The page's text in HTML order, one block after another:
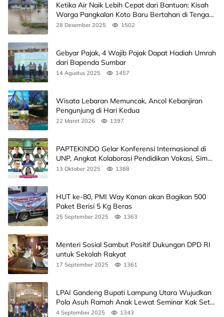
Ketika Air Naik Lebih Cepat dari Bantuan: Kisah
Warga Pangkalan Koto Baru Bertahan di Tengah
Banjir
28 Desember 2025 1502
Gebyar Pajak, 4 Wajib Pajak Dapat Hadiah Umrah
dari Bapenda Sumbar
14 Agustus 2025 1457
Wisata Lebaran Memuncak, Ancol Kebanjiran
Pengunjung di Hari Kedua
22 Maret 2026 1397
PAPTEKINDO Gelar Konferensi Internasional di
UNP, Angkat Kolaborasi Pendidikan Vokasi, Simak
Agendanya
13 Oktober 2025 1388
HUT ke-80, PMI Way Kanan akan Bagikan 500
Paket Berisi 5 Kg Beras
25 September 2025 1363
Menteri Sosial Sambut Positif Dukungan DPD RI
untuk Sekolah Rakyat
17 September 2025 1361
LPAI Gandeng Bupati Lampung Utara Wujudkan
Pola Asuh Ramah Anak Lewat Seminar Kak Seto,
Ini Jadwalnya
4 September 2025 1343